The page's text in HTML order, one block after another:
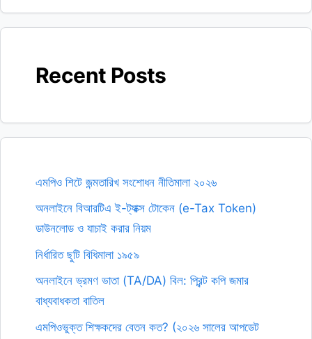
Recent Posts
এমপিও শিটে জন্মতারিখ সংশোধন নীতিমালা ২০২৬
অনলাইনে বিআরটিএ ই-ট্যাক্স টোকেন (e-Tax Token)
ডাউনলোড ও যাচাই করার নিয়ম
নির্ধারিত ছুটি বিধিমালা ১৯৫৯
অনলাইনে ভ্রমণ ভাতা (TA/DA) বিল: প্রিন্ট কপি জমার
বাধ্যবাধকতা বাতিল
এমপিওভুক্ত শিক্ষকদের বেতন কত? (২০২৬ সালের আপডেট